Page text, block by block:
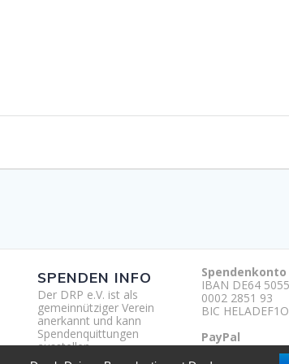
SPENDEN INFO
Der DRP e.V. ist als
gemeinnütziger Verein
anerkannt und kann
Spendenquittungen
ausstellen.
Spendenkonto
IBAN DE64
0002 2851 93
BIC
PayPal
http://